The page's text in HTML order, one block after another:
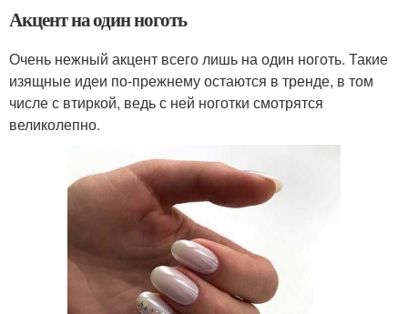
Акцент на один ноготь
Очень нежный акцент всего лишь на один ноготь. Такие
изящные идеи по-прежнему остаются в тренде, в том
числе с втиркой, ведь с ней ноготки смотрятся
великолепно.